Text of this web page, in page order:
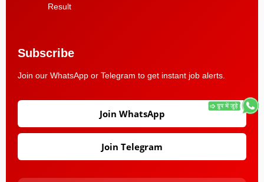
Result
Subscribe
Join our WhatsApp or Telegram to get instant job alerts.
Join WhatsApp
Join Telegram